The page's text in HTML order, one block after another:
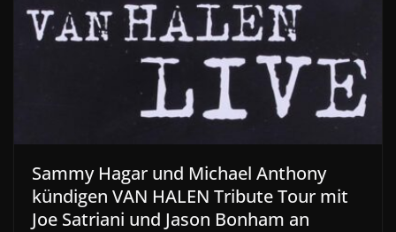
Sammy Hagar und Michael Anthony
kündigen VAN HALEN Tribute Tour mit
Joe Satriani und Jason Bonham an